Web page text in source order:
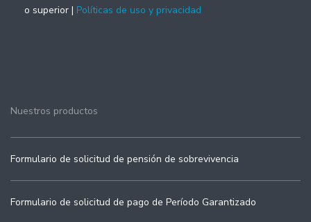
o superior | Políticas de uso y privacidad
Nuestros productos
Formulario de solicitud de pensión de sobrevivencia
Formulario de solicitud de pago de Período Garantizado